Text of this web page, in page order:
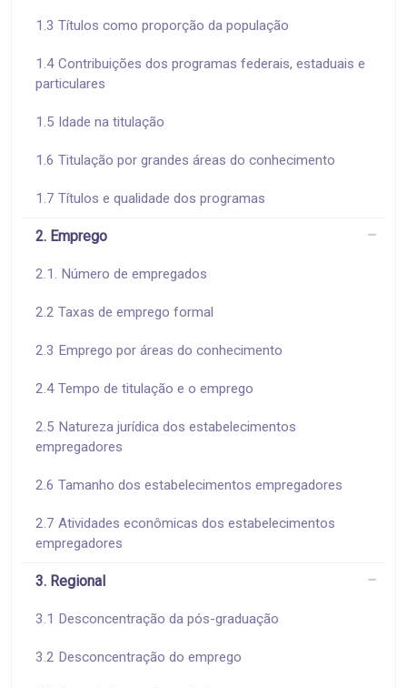
1.3 Títulos como proporção da população
1.4 Contribuições dos programas federais, estaduais e
particulares
1.5 Idade na titulação
1.6 Titulação por grandes áreas do conhecimento
1.7 Títulos e qualidade dos programas
2. Emprego
2.1. Número de empregados
2.2 Taxas de emprego formal
2.3 Emprego por áreas do conhecimento
2.4 Tempo de titulação e o emprego
2.5 Natureza jurídica dos estabelecimentos
empregadores
2.6 Tamanho dos estabelecimentos empregadores
2.7 Atividades econômicas dos estabelecimentos
empregadores
3. Regional
3.1 Desconcentração da pós-graduação
3.2 Desconcentração do emprego